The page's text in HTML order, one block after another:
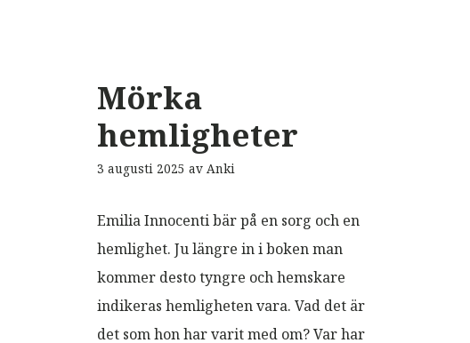
Mörka
hemligheter
3 augusti 2025 av Anki
Emilia Innocenti bär på en sorg och en
hemlighet. Ju längre in i boken man
kommer desto tyngre och hemskare
indikeras hemligheten vara. Vad det är
det som hon har varit med om? Var har